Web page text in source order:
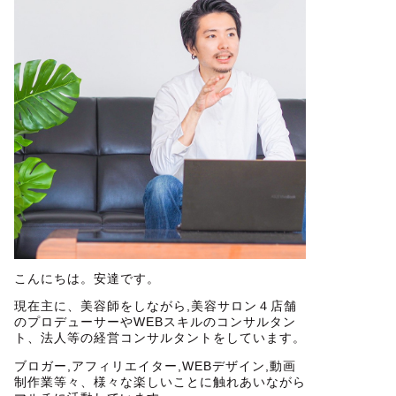
こんにちは。安達です。
現在主に、美容師をしながら,美容サロン４店舗
のプロデューサーやWEBスキルのコンサルタン
ト、法人等の経営コンサルタントをしています。
ブロガー,アフィリエイター,WEBデザイン,動画
制作業等々、様々な楽しいことに触れあいながら